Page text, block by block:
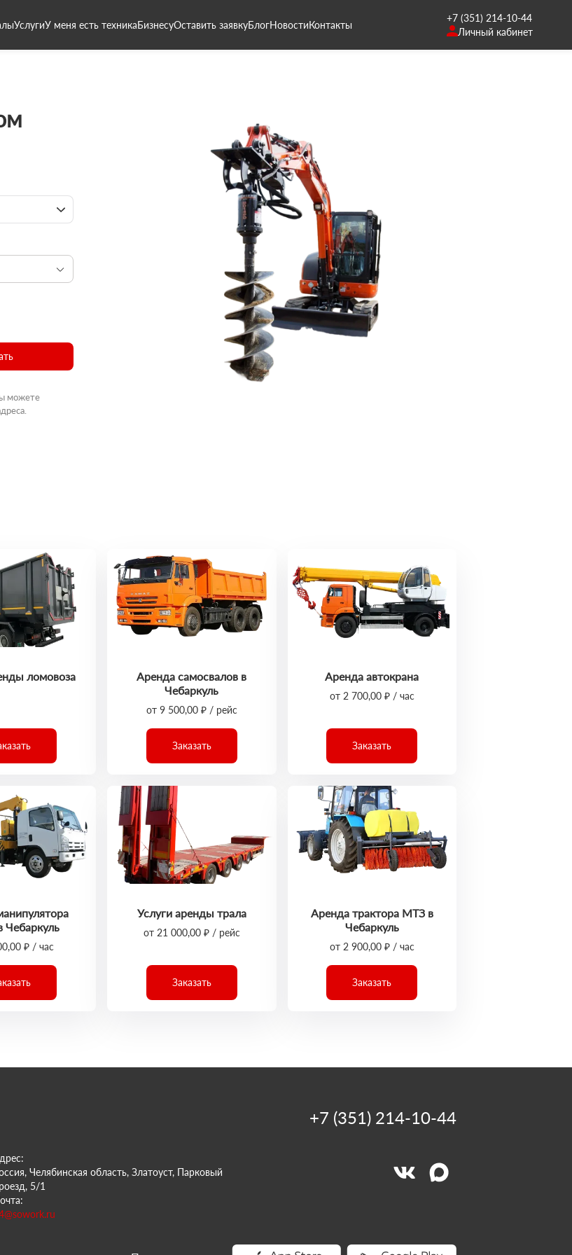
УслугиУ меня есть техникаБизнесуОставить заявкуБлогНовостиКонтакты
+7 (351) 214-10-44
Личный кабинет
можете
ломовоза
Аренда самосвалов в
Чебаркуль
от 9 500,00 ₽ / рейс
Заказать
Аренда автокрана
от 2 700,00 ₽ / час
Заказать
₽ / час
Услуги аренды трала
от 21 000,00 ₽ / рейс
Заказать
Аренда трактора МТЗ в
Чебаркуль
от 2 900,00 ₽ / час
Заказать
Челябинская область, Златоуст, Парковый
5/1
+7 (351) 214-10-44